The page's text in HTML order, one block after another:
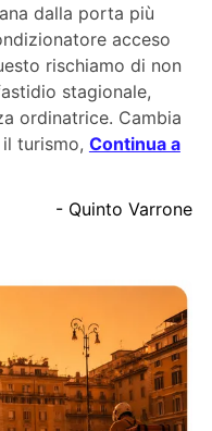
dalla porta più
acceso
rischiamo di non
stagionale,
ordinatrice. Cambia
turismo, Continua a
- Quinto Varrone